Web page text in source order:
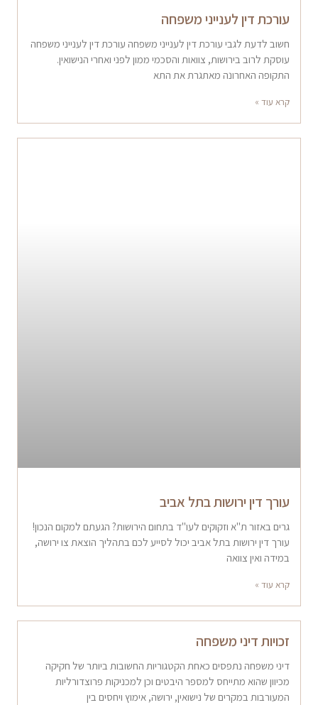
עורכת דין לענייני משפחה
חשוב לדעת לגבי עורכת דין לענייני משפחה עורכת דין לענייני משפחה
עוסקת לרוב בירושות, צוואות והסכמי ממון לפני ואחרי הנישואין.
התקופה האחרונה מאתגרת את התא
קרא עוד »
עורך דין ירושות בתל אביב
גרים באזור ת"א וזקוקים לעו"ד בתחום הירושות? הגעתם למקום הנכון!
עורך דין ירושות בתל אביב יכול לסייע לכם בתהליך הוצאת צו ירושה,
במידה ואין צוואה
קרא עוד »
זכויות דיני משפחה
דיני משפחה נתפסים כאחת הקטגוריות החשובות ביותר של חקיקה
מכיוון שהוא מתייחס למספר היבטים וכן למכניקות פרוצדורליות
המעורבות במקרים של נישואין, ירושה, אימוץ ויחסים בין